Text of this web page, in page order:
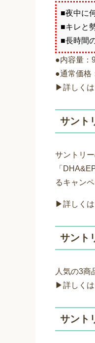
■夜中に
■キレと
■長時間
●内容量：
●通常価格
▶詳しく
サント
サントリ
「
るキャン
▶詳しく
サント
人気の3商
▶詳しく
サント